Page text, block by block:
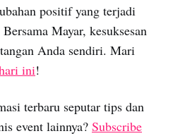
positif yang terjadi
Mayar, kesuksesan
Anda sendiri. Mari
ini!
terbaru seputar tips dan
event lainnya? Subscribe